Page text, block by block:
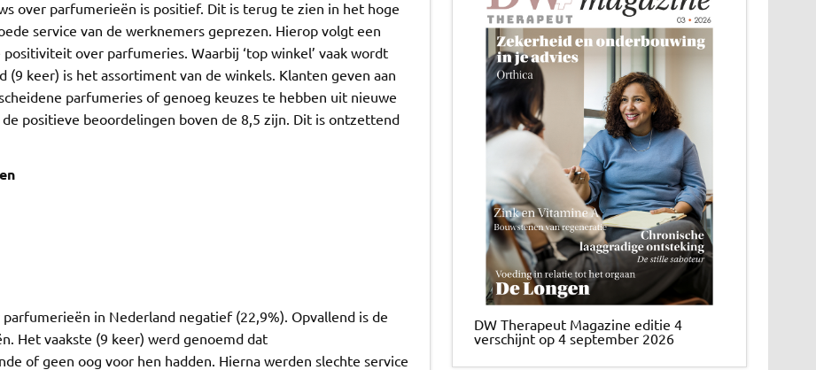
over parfumerieën is positief. Dit is terug te zien in het hoge
service van de werknemers geprezen. Hierop volgt een
over parfumeries. Waarbij ‘top winkel’ vaak wordt
keer) is het assortiment van de winkels. Klanten geven aan
parfumeries of genoeg keuzes te hebben uit nieuwe
positieve beoordelingen boven de 8,5 zijn. Dit is ontzettend
in Nederland negatief (22,9%). Opvallend is de
Het vaakste (9 keer) werd genoemd dat
of geen oog voor hen hadden. Hierna werden slechte service
DW Therapeut Magazine editie 4
verschijnt op 4 september 2026